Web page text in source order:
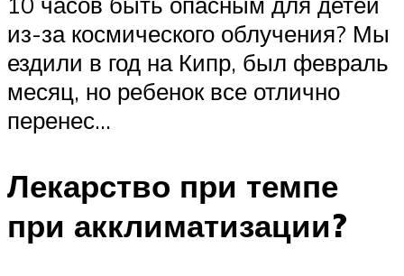
из-за космического облучения? Мы
ездили в год на Кипр, был февраль
месяц, но ребенок все отлично
перенес…
Лекарство при темпе
при акклиматизации?